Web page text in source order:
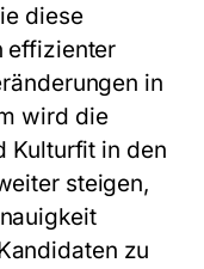
diese
effizienter
in
wird die
Kulturfit in den
steigen,
zu